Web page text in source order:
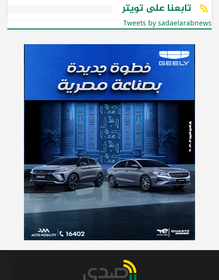
تابعنا على تويتر
Tweets by sadaelarabnews